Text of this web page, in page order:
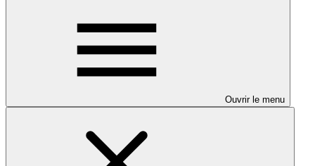
Ouvrir le menu